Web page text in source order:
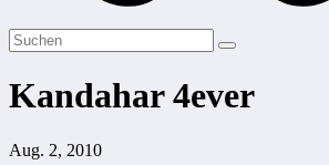
Kandahar 4ever
Aug. 2, 2010